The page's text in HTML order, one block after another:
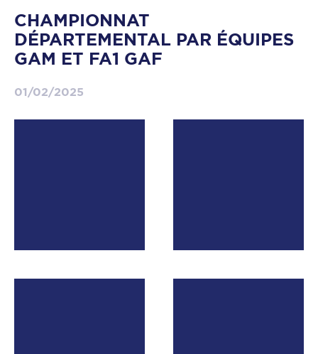
CHAMPIONNAT
DÉPARTEMENTAL PAR ÉQUIPES
GAM ET FA1 GAF
01/02/2025